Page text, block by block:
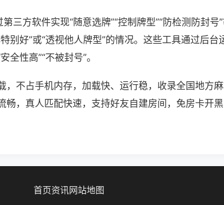
三方软件实现“随意选牌”“控制牌型”“防检测防封号
别好”或“透视他人牌型”的情况。这些工具通过后台
性高”“不被封号”。
，不占手机内存，加载快、运行稳，收录全国地方
畅，真人匹配快速，支持好友自建房间，免房卡开
首页资讯网站地图